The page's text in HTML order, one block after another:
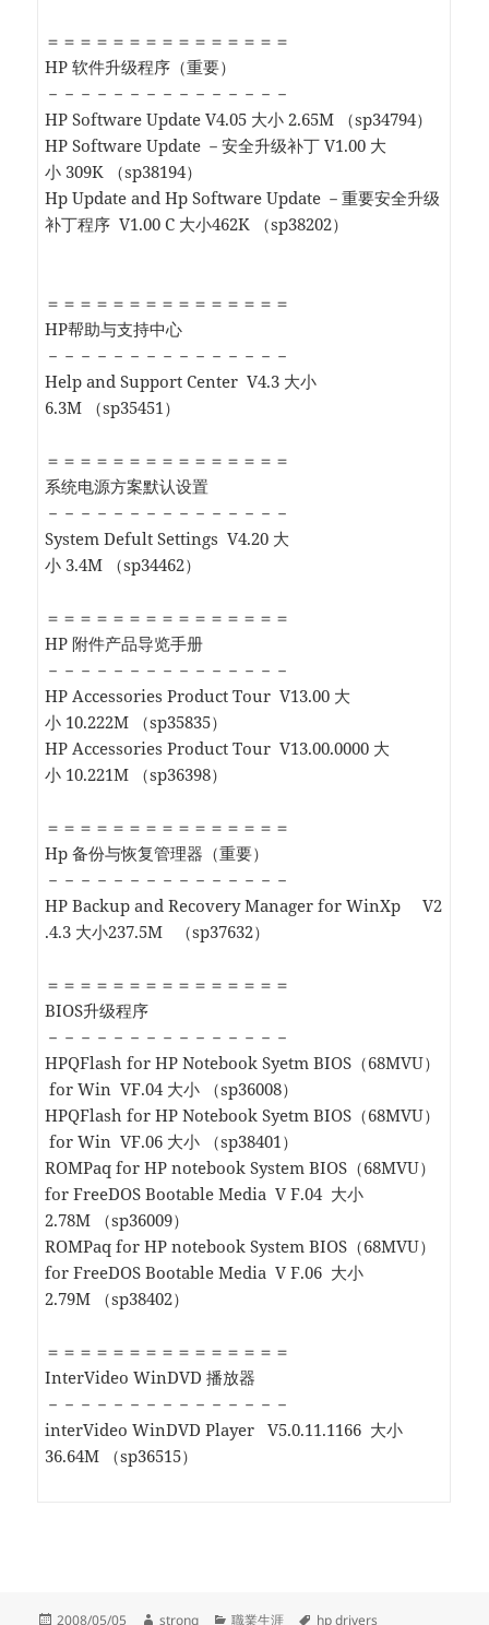
＝＝＝＝＝＝＝＝＝＝＝＝＝＝＝
HP 软件升级程序（重要）
－－－－－－－－－－－－－－－
HP Software Update V4.05 大小 2.65M （sp34794）
HP Software Update －安全升级补丁 V1.00 大
小 309K （sp38194）
Hp Update and Hp Software Update －重要安全升级
补丁程序 V1.00 C 大小462K （sp38202）
＝＝＝＝＝＝＝＝＝＝＝＝＝＝＝
HP帮助与支持中心
－－－－－－－－－－－－－－－
Help and Support Center V4.3 大小
6.3M （sp35451）
＝＝＝＝＝＝＝＝＝＝＝＝＝＝＝
系统电源方案默认设置
－－－－－－－－－－－－－－－
System Defult Settings V4.20 大
小 3.4M （sp34462）
＝＝＝＝＝＝＝＝＝＝＝＝＝＝＝
HP 附件产品导览手册
－－－－－－－－－－－－－－－
HP Accessories Product Tour V13.00 大
小 10.222M （sp35835）
HP Accessories Product Tour V13.00.0000 大
小 10.221M （sp36398）
＝＝＝＝＝＝＝＝＝＝＝＝＝＝＝
Hp 备份与恢复管理器（重要）
－－－－－－－－－－－－－－－
HP Backup and Recovery Manager for WinXp V2
.4.3 大小237.5M （sp37632）
＝＝＝＝＝＝＝＝＝＝＝＝＝＝＝
BIOS升级程序
－－－－－－－－－－－－－－－
HPQFlash for HP Notebook Syetm BIOS（68MVU）
for Win VF.04 大小 （sp36008）
HPQFlash for HP Notebook Syetm BIOS（68MVU）
for Win VF.06 大小 （sp38401）
ROMPaq for HP notebook System BIOS（68MVU）
for FreeDOS Bootable Media V F.04 大小
2.78M （sp36009）
ROMPaq for HP notebook System BIOS（68MVU）
for FreeDOS Bootable Media V F.06 大小
2.79M （sp38402）
＝＝＝＝＝＝＝＝＝＝＝＝＝＝＝
InterVideo WinDVD 播放器
－－－－－－－－－－－－－－－
interVideo WinDVD Player V5.0.11.1166 大小
36.64M （sp36515）
Posted
2008/05/05 Author
strong Categories
職業生涯 Tags
hp drivers